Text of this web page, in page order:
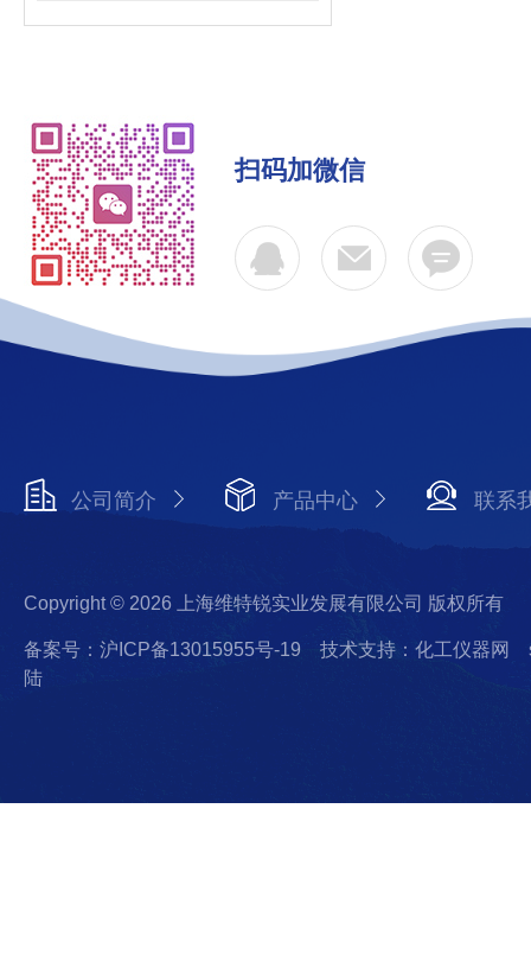
扫码加微信
公司简介 产品中心 联系
Copyright © 2026 上海维特锐实业发展有限公司 版权所有
备案号：沪ICP备13015955号-19 技术支持：化工仪器网
陆